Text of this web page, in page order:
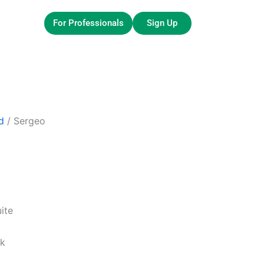
For Professionals Sign Up
/ Sergeo